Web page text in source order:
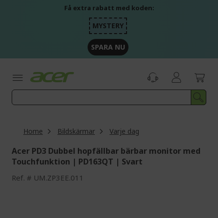
Få extra rabatt med koden:
MYSTERY
SPARA NU
Home Bildskärmar Varje dag
Acer PD3 Dubbel hopfällbar bärbar monitor med
Touchfunktion | PD163QT | Svart
Ref. UM.ZP3EE.011